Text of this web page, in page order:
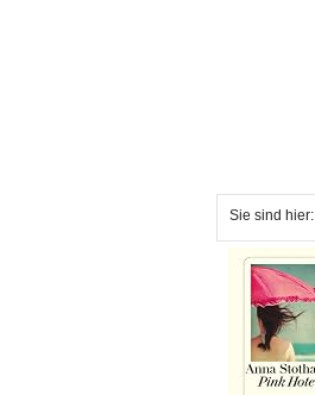
Sie sind hier: